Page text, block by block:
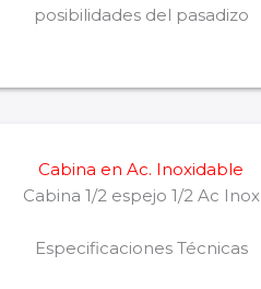
posibilidades del pasadizo
Cabina en Ac. Inoxidable
Cabina 1/2 espejo 1/2 Ac Inox
Especificaciones Técnicas